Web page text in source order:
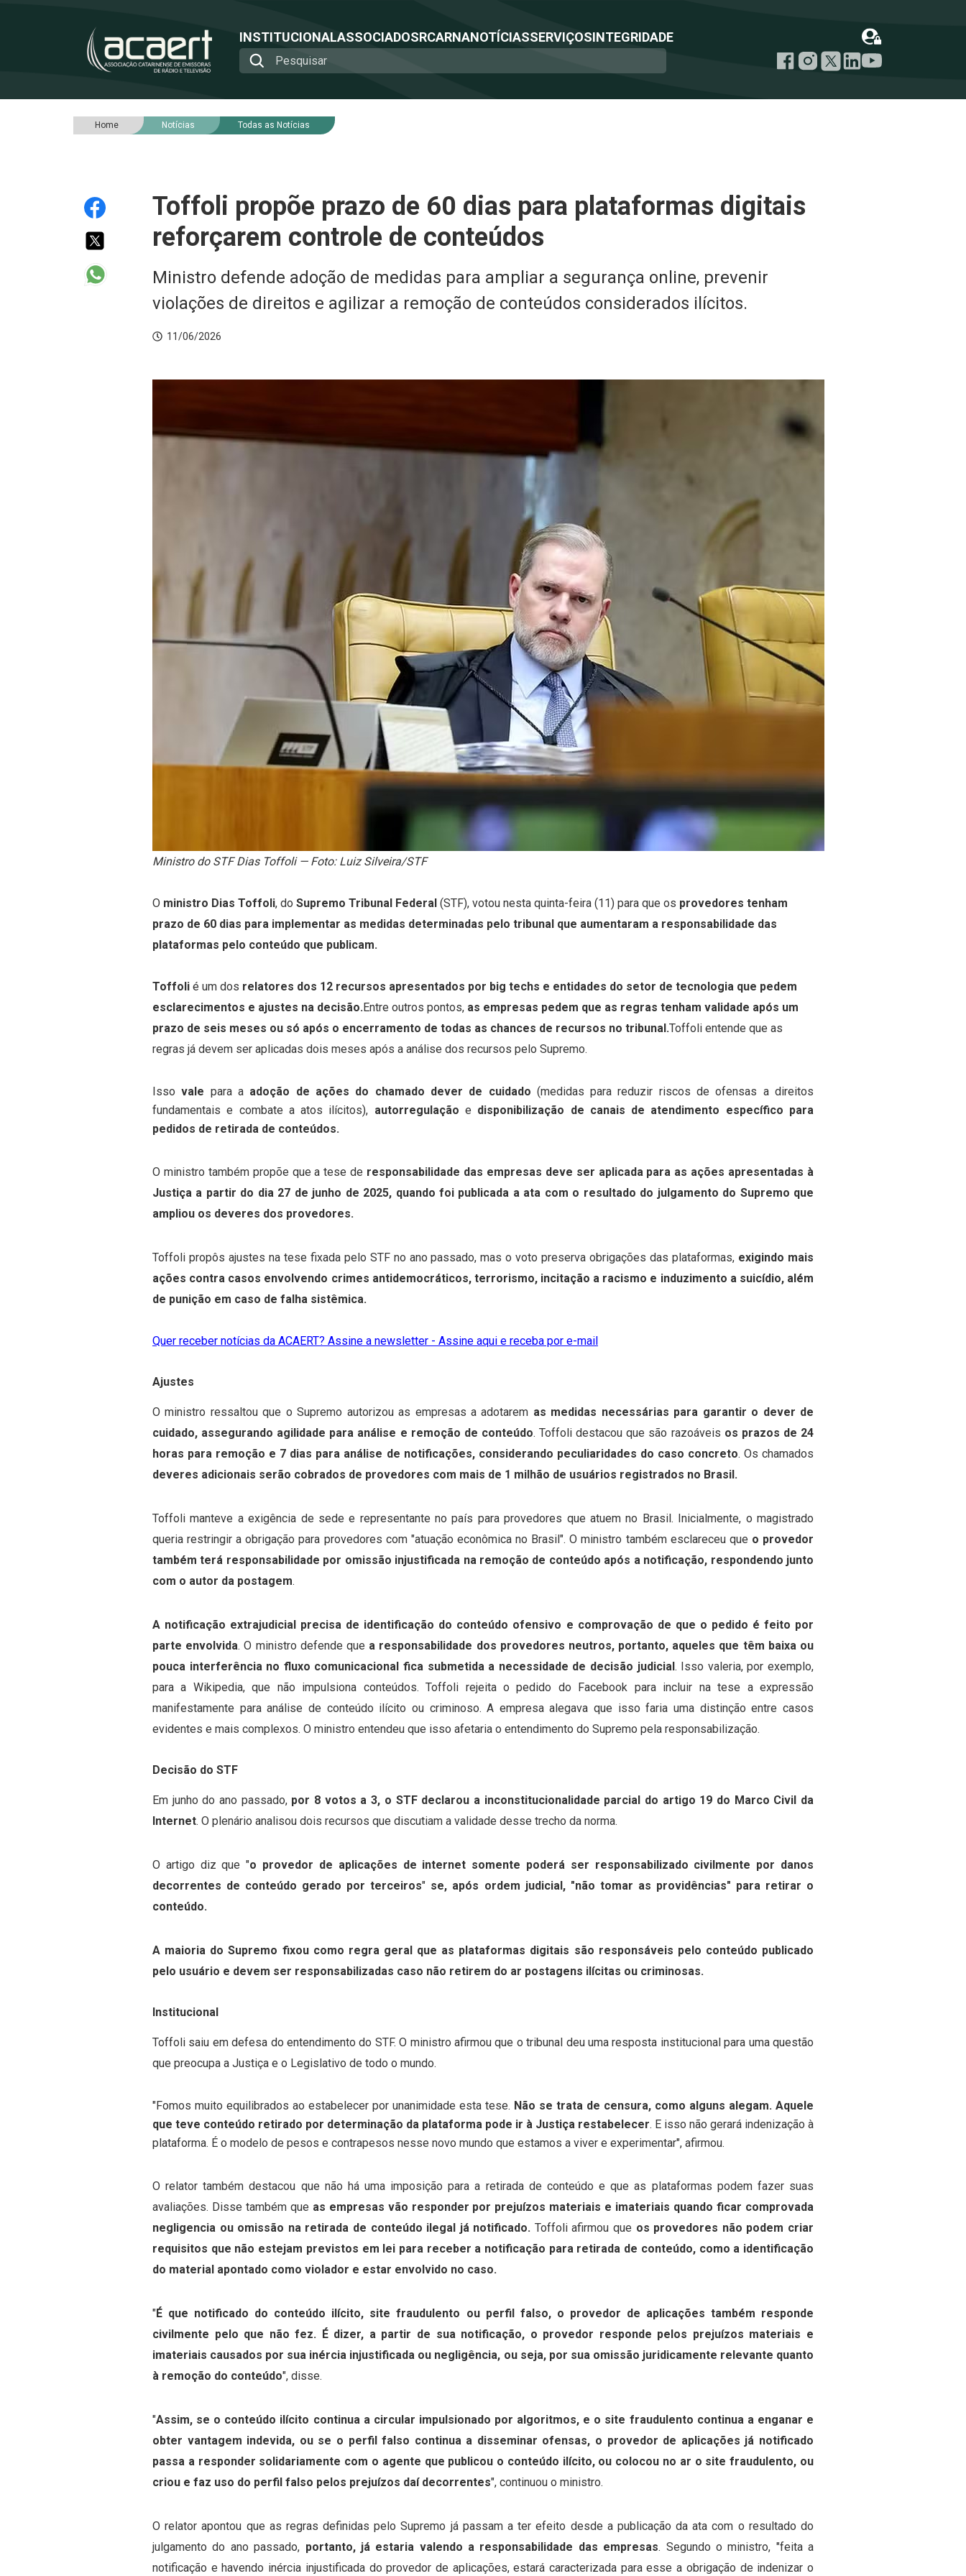
INSTITUCIONALASSOCIADOSRCARNANOTÍCIASSERVIÇOSINTEGRIDADE
Home Notícias Todas as Notícias
Toffoli propõe prazo de 60 dias para plataformas digitais
reforçarem controle de conteúdos
Ministro defende adoção de medidas para ampliar a segurança online, prevenir
violações de direitos e agilizar a remoção de conteúdos considerados ilícitos.
11/06/2026
Ministro do STF Dias Toffoli — Foto: Luiz Silveira/STF
O ministro Dias Toffoli, do Supremo Tribunal Federal (STF), votou nesta quinta-feira (11) para que os provedores tenham
prazo de 60 dias para implementar as medidas determinadas pelo tribunal que aumentaram a responsabilidade das
plataformas pelo conteúdo que publicam.
Toffoli é um dos relatores dos 12 recursos apresentados por big techs e entidades do setor de tecnologia que pedem
esclarecimentos e ajustes na decisão.Entre outros pontos, as empresas pedem que as regras tenham validade após um
prazo de seis meses ou só após o encerramento de todas as chances de recursos no tribunal.Toffoli entende que as
regras já devem ser aplicadas dois meses após a análise dos recursos pelo Supremo.
Issovale para a adoção de ações do chamado dever de cuidado (medidas para reduzir riscos de ofensas a direitos
fundamentais e combate a atos ilícitos), autorregulação e disponibilização de canais de atendimento específico para
pedidos de retirada de conteúdos.
O ministro também propõe que a tese de responsabilidade das empresas deve ser aplicada para as ações apresentadas à
Justiça a partir do dia 27 de junho de 2025, quando foi publicada a ata com o resultado do julgamento do Supremo que
ampliou os deveres dos provedores.
Toffoli propôs ajustes na tese fixada pelo STF no ano passado, mas o voto preserva obrigações das plataformas, exigindo mais
ações contra casos envolvendo crimes antidemocráticos, terrorismo, incitação a racismo e induzimento a suicídio, além
de punição em caso de falha sistêmica.
Quer receber notícias da ACAERT? Assine a newsletter - Assine aqui e receba por e-mail
Ajustes
O ministro ressaltou que o Supremo autorizou as empresas a adotarem as medidas necessárias para garantir o dever de
cuidado, assegurando agilidade para análise e remoção de conteúdo.Toffoli destacou que são razoáveis os prazos de 24
horas para remoção e 7 dias para análise de notificações, considerando peculiaridades do caso concreto. Os chamados
deveres adicionais serão cobrados de provedores com mais de 1 milhão de usuários registrados no Brasil.
Toffoli manteve a exigência de sede e representante no país para provedores que atuem no Brasil. Inicialmente, o magistrado
queria restringir a obrigação para provedores com "atuação econômica no Brasil".O ministro também esclareceu que o provedor
também terá responsabilidade por omissão injustificada na remoção de conteúdo após a notificação, respondendo junto
com o autor da postagem.
A notificação extrajudicial precisa de identificação do conteúdo ofensivo e comprovação de que o pedido é feito por
parte envolvida.O ministro defende que a responsabilidade dos provedores neutros, portanto, aqueles que têm baixa ou
pouca interferência no fluxo comunicacional fica submetida a necessidade de decisão judicial. Isso valeria, por exemplo,
para a Wikipedia, que não impulsiona conteúdos.Toffoli rejeita o pedido do Facebook para incluir na tese a expressão
manifestamente para análise de conteúdo ilícito ou criminoso. A empresa alegava que isso faria uma distinção entre casos
evidentes e mais complexos. O ministro entendeu que isso afetaria o entendimento do Supremo pela responsabilização.
Decisão do STF
Em junho do ano passado, por 8 votos a 3, o STF declarou a inconstitucionalidade parcial do artigo 19 do Marco Civil da
Internet. O plenário analisou dois recursos que discutiam a validade desse trecho da norma.
O artigo diz que "o provedor de aplicações de internet somente poderá ser responsabilizado civilmente por danos
decorrentes de conteúdo gerado por terceiros" se, após ordem judicial, "não tomar as providências" para retirar o
conteúdo.
A maioria do Supremo fixou como regra geral que as plataformas digitais são responsáveis pelo conteúdo publicado
pelo usuário e devem ser responsabilizadas caso não retirem do ar postagens ilícitas ou criminosas.
Institucional
Toffoli saiu em defesa do entendimento do STF. O ministro afirmou que o tribunal deu uma resposta institucional para uma questão
que preocupa a Justiça e o Legislativo de todo o mundo.
"Fomos muito equilibrados ao estabelecer por unanimidade esta tese. Não se trata de censura, como alguns alegam. Aquele
que teve conteúdo retirado por determinação da plataforma pode ir à Justiça restabelecer. E isso não gerará indenização à
plataforma. É o modelo de pesos e contrapesos nesse novo mundo que estamos a viver e experimentar", afirmou.
O relator também destacou que não há uma imposição para a retirada de conteúdo e que as plataformas podem fazer suas
avaliações. Disse também que as empresas vão responder por prejuízos materiais e imateriais quando ficar comprovada
negligencia ou omissão na retirada de conteúdo ilegal já notificado. Toffoli afirmou que os provedores não podem criar
requisitos que não estejam previstos em lei para receber a notificação para retirada de conteúdo, como a identificação
do material apontado como violador e estar envolvido no caso.
"É que notificado do conteúdo ilícito, site fraudulento ou perfil falso, o provedor de aplicações também responde
civilmente pelo que não fez. É dizer, a partir de sua notificação, o provedor responde pelos prejuízos materiais e
imateriais causados por sua inércia injustificada ou negligência, ou seja, por sua omissão juridicamente relevante quanto
à remoção do conteúdo", disse.
"Assim, se o conteúdo ilícito continua a circular impulsionado por algoritmos, e o site fraudulento continua a enganar e
obter vantagem indevida, ou se o perfil falso continua a disseminar ofensas, o provedor de aplicações já notificado
passa a responder solidariamente com o agente que publicou o conteúdo ilícito, ou colocou no ar o site fraudulento, ou
criou e faz uso do perfil falso pelos prejuízos daí decorrentes", continuou o ministro.
O relator apontou que as regras definidas pelo Supremo já passam a ter efeito desde a publicação da ata com o resultado do
julgamento do ano passado, portanto, já estaria valendo a responsabilidade das empresas. Segundo o ministro, "feita a
notificação e havendo inércia injustificada do provedor de aplicações, estará caracterizada para esse a obrigação de indenizar o